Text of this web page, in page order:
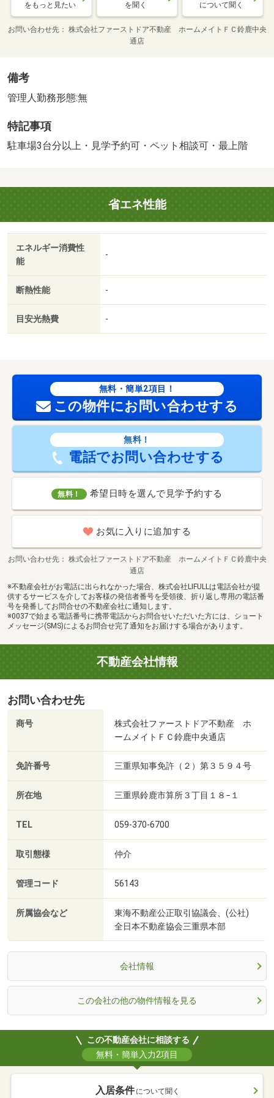
をもっと見たい を聞く について聞く
お問い合わせ先
株式会社ファーストドア不動産 ホームメイトＦＣ鈴鹿中央
通店
備考
管理人勤務形態:無
特記事項
駐車場3台分以上・見学予約可・ペット相談可・最上階
省エネ性能
エネルギー消費性
能
-
断熱性能 -
目安光熱費 -
無料・簡単2項目！
この物件にお問い合わせする
無料！
電話でお問い合わせする
無料！ 希望日時を選んで見学予約する
お気に入りに追加する
お問い合わせ先
株式会社ファーストドア不動産 ホームメイトＦＣ鈴鹿中央
通店
※不動産会社がお電話に出られなかった場合、株式会社LIFULLは電話会社が提
供するサービスを介してお客様の発信者番号を受領後、折り返し専用の電話番
号を発番してお問合せの不動産会社に通知します。
※0037で始まる電話番号に携帯電話からお問合せいただいた方には、ショート
メッセージ(SMS)によるお問合せ完了通知をお届けする場合があります。
不動産会社情報
お問い合わせ先
商号
株式会社ファーストドア不動産 ホ
ームメイトＦＣ鈴鹿中央通店
免許番号 三重県知事免許（２）第３５９４号
所在地 三重県鈴鹿市算所３丁目１８−１
TEL 059-370-6700
取引態様 仲介
管理コード 56143
所属協会など
東海不動産公正取引協議会、(公社)
全日本不動産協会三重県本部
会社情報
この会社の他の物件情報を見る
この不動産会社に相談する
無料・簡単入力2項目
入居条件 について聞く